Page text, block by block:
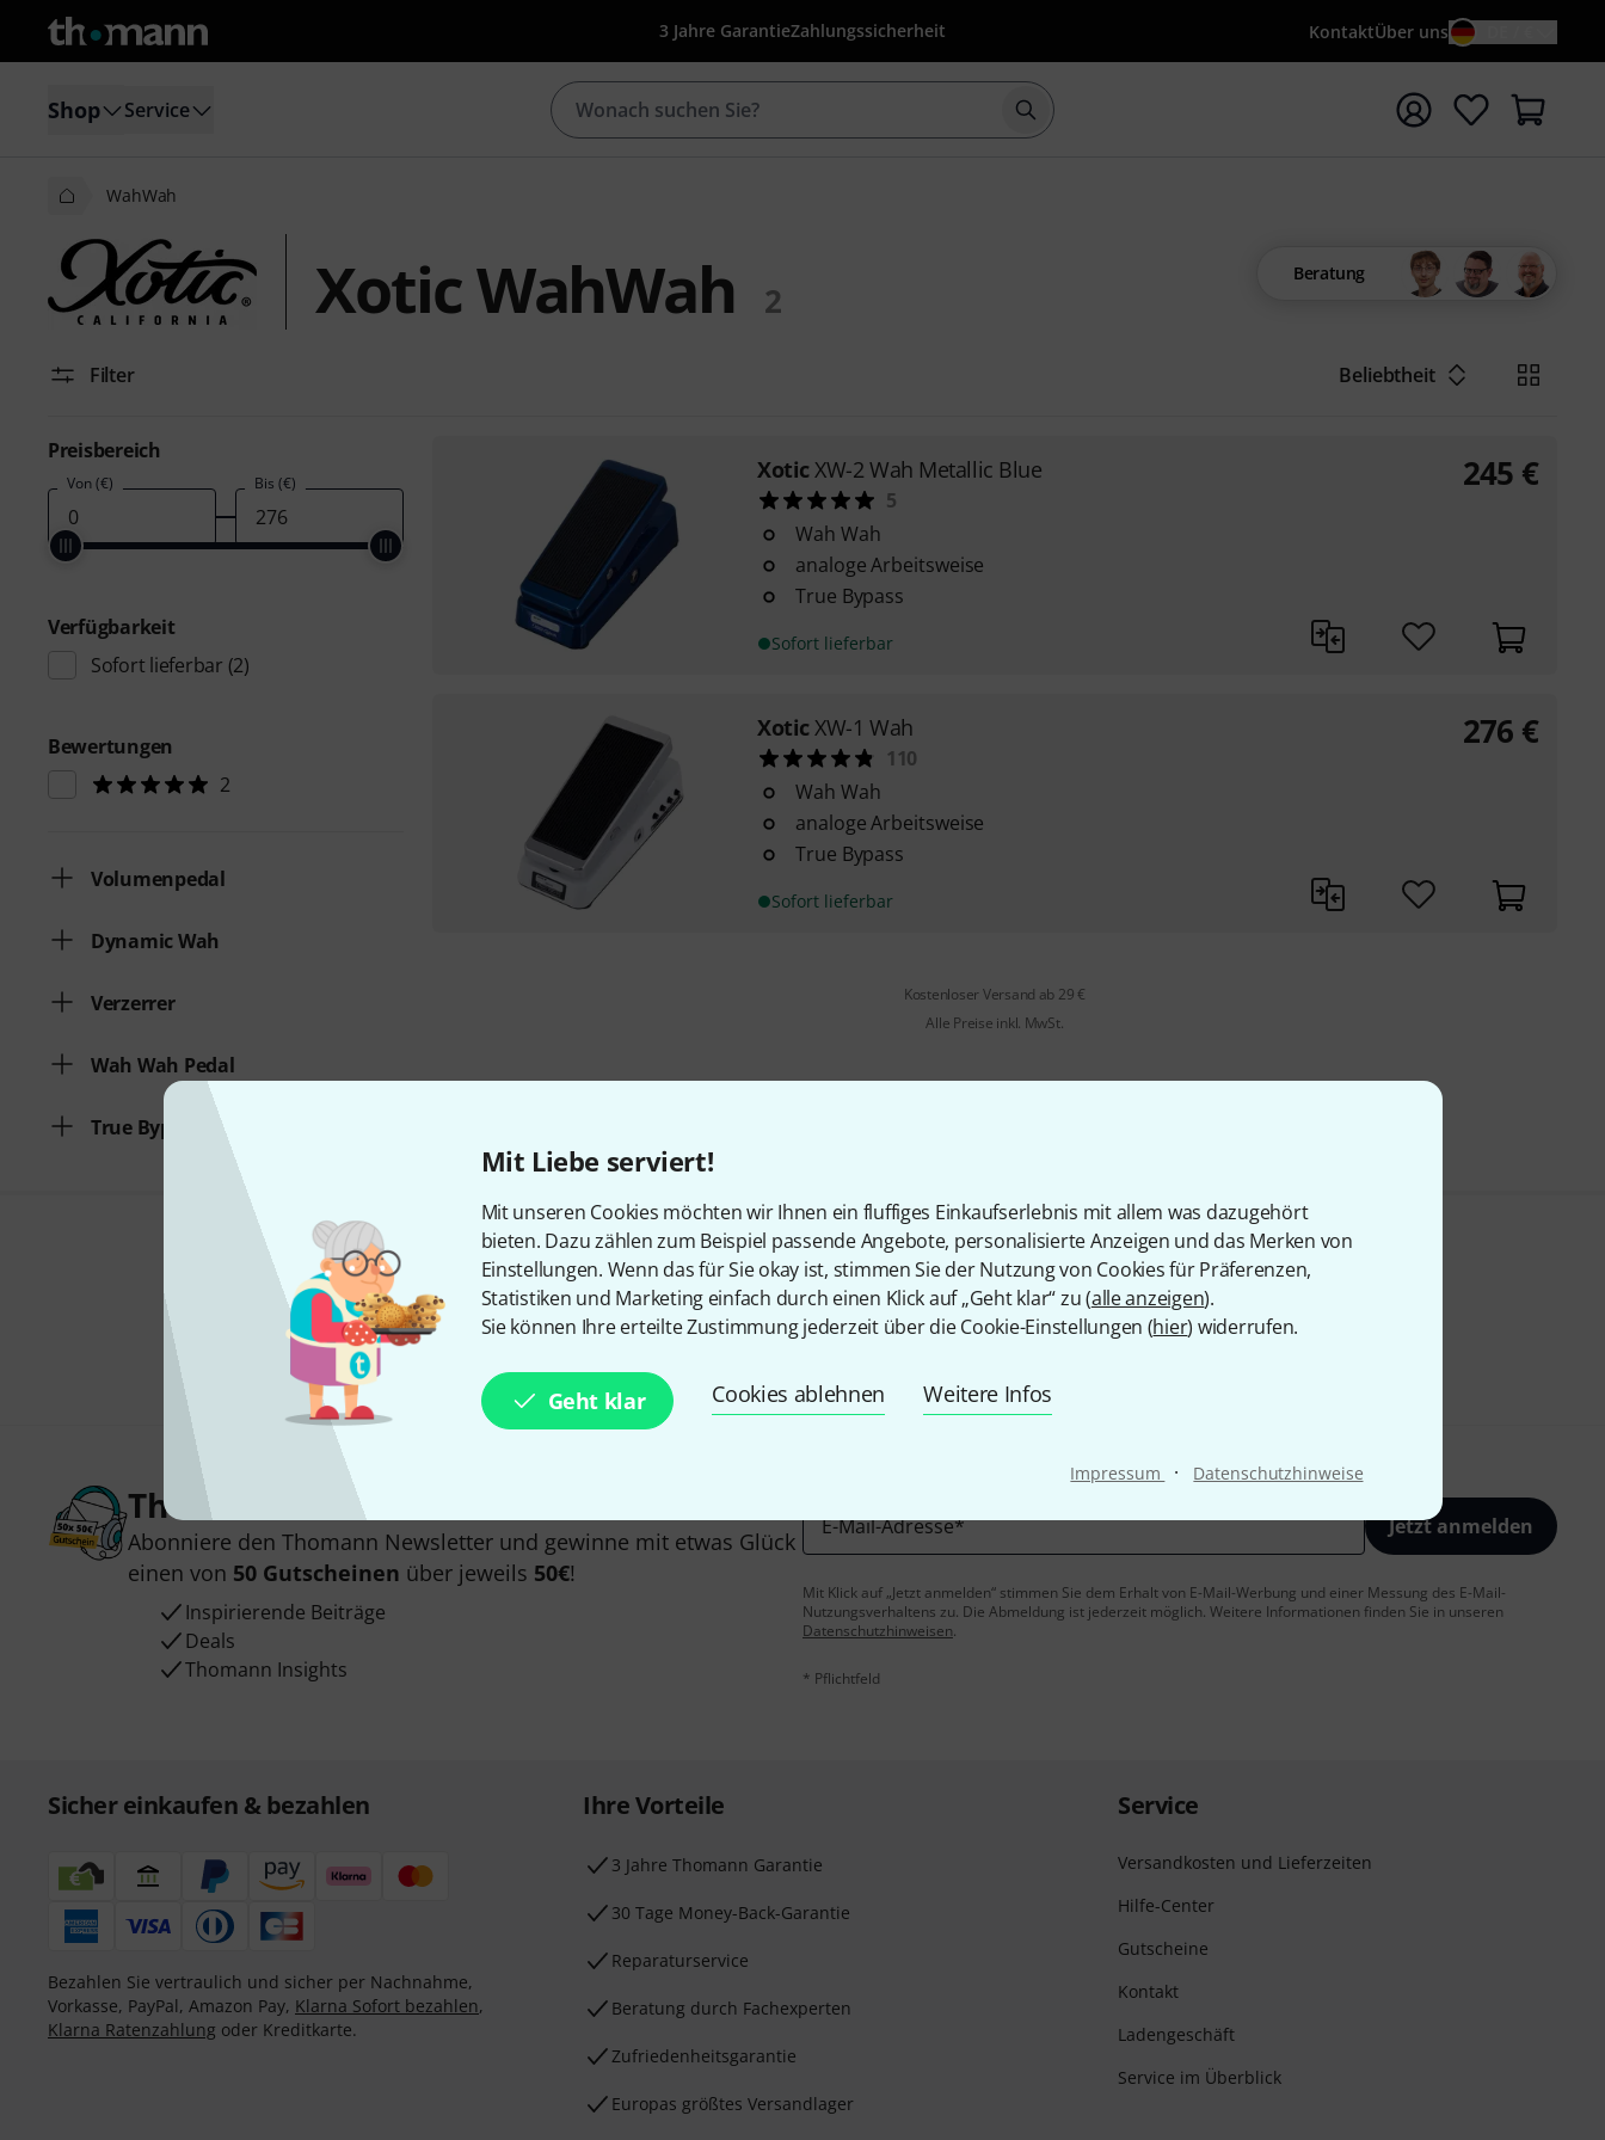
Mit Liebe serviert!
Mit unseren Cookies möchten wir Ihnen ein fluffiges Einkaufserlebnis mit allem was dazugehört
bieten. Dazu zählen zum Beispiel passende Angebote, personalisierte Anzeigen und das Merken von
Einstellungen. Wenn das für Sie okay ist, stimmen Sie der Nutzung von Cookies für Präferenzen,
Statistiken und Marketing einfach durch einen Klick auf „Geht klar“ zu (alle anzeigen).
Sie können Ihre erteilte Zustimmung jederzeit über die Cookie-Einstellungen (hier) widerrufen.
Geht klar Cookies ablehnen Weitere Infos
Impressum · Datenschutzhinweise
3 Jahre GarantieZahlungssicherheit KontaktÜber uns
Shop Service Suche mit Suchwort {searchTerm} starten
WahWah
Xotic WahWah 2
Beratung
Filter Beliebtheit
Preisbereich
Von (€) Bis (€)
Verfügbarkeit
Sofort lieferbar (2)
Bewertungen
2
Volumenpedal
Dynamic Wah
Verzerrer
Wah Wah Pedal
True Bypass
XoticXW-2 Wah Metallic Blue
5
Wah Wah
analoge Arbeitsweise
True Bypass
Sofort lieferbar
245 €
XoticXW-1 Wah
110
Wah Wah
analoge Arbeitsweise
True Bypass
Sofort lieferbar
276 €
Kostenloser Versand ab 29 €
Alle Preise inkl. MwSt.
Gefällt Ihnen, was Sie sehen?
Teilen Hilfe & Feedback
Thomann Newsletter
Abonniere den Thomann Newsletter und gewinne mit etwas Glück
einen von 50 Gutscheinen über jeweils 50€!
Inspirierende Beiträge
Deals
Thomann Insights
E-Mail-Adresse* Jetzt anmelden
Mit Klick auf „Jetzt anmelden“ stimmen Sie dem Erhalt von E-Mail-Werbung und einer Messung des E-Mail-
Nutzungsverhaltens zu. Die Abmeldung ist jederzeit möglich. Weitere Informationen finden Sie in unseren
Datenschutzhinweisen.
* Pflichtfeld
Sicher einkaufen & bezahlen
Bezahlen Sie vertraulich und sicher per Nachnahme,
Vorkasse, PayPal, Amazon Pay, Klarna Sofort bezahlen,
Klarna Ratenzahlung oder Kreditkarte.
Ihre Vorteile
3 Jahre Thomann Garantie
30 Tage Money-Back-Garantie
Reparaturservice
Beratung durch Fachexperten
Zufriedenheitsgarantie
Europas größtes Versandlager
Service
Versandkosten und Lieferzeiten
Hilfe-Center
Gutscheine
Kontakt
Ladengeschäft
Service im Überblick